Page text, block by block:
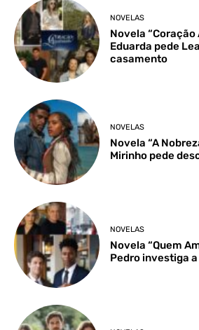
NOVELAS
Novela “Coração
Eduarda pede
casamento
NOVELAS
Novela “A
Mirinho pede
NOVELAS
Novela “Quem
Pedro investiga